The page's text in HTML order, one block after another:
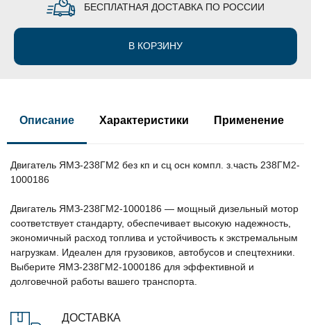
БЕСПЛАТНАЯ ДОСТАВКА ПО РОССИИ
В КОРЗИНУ
Описание Характеристики Применение
Двигатель ЯМЗ-238ГМ2 без кп и сц осн компл. з.часть 238ГМ2-
1000186
Двигатель ЯМЗ-238ГМ2-1000186 — мощный дизельный мотор
соответствует стандарту, обеспечивает высокую надежность,
экономичный расход топлива и устойчивость к экстремальным
нагрузкам. Идеален для грузовиков, автобусов и спецтехники.
Выберите ЯМЗ-238ГМ2-1000186 для эффективной и
долговечной работы вашего транспорта.
ДОСТАВКА